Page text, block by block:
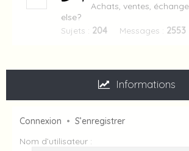
Achats, ventes,
else?
Sujets : 204 Messages : 2553
Informations
Connexion • S’enregistrer
Nom d’utilisateur :